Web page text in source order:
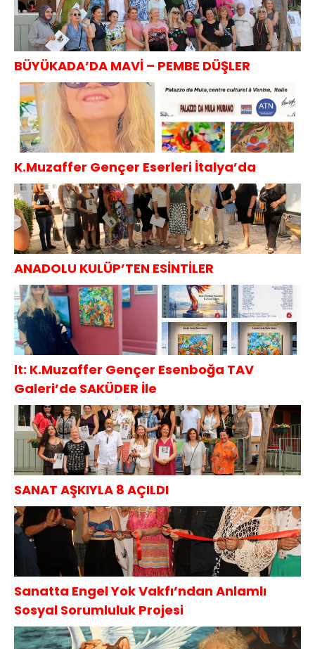
BÜYÜKADA’DA MAVİ – PEMBE DÜŞLER
K.Muzaffer Gençer Eserleri İtalya’da
ANADOLU KULÜP’TEN ESİNTİLER
lt: K.Muzaffer Gençer Esenboğa TAV
Galeri’de SAKÜDER İle
SANAT AŞKIYLA 8 AÇILDI
Sanatta Engel Yok Vakfı’ndan Anlamlı
Sosyal Sorumluluk Projesi